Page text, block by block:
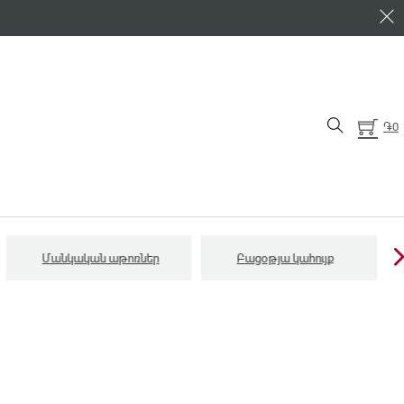
֏0
Մանկական աթոռներ Բացօթյա կահույք